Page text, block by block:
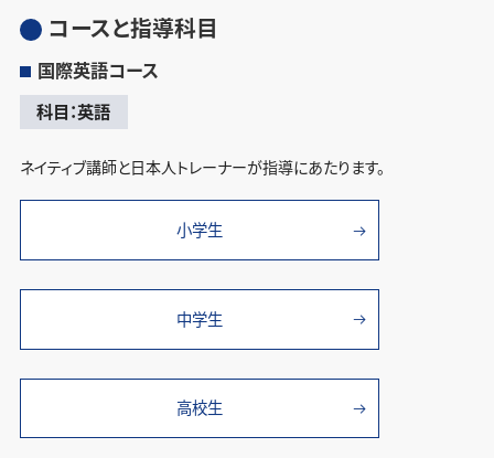
コースと指導科目
国際英語コース
科目：英語
ネイティブ講師と日本人トレーナーが指導にあたります。
小学生
中学生
高校生